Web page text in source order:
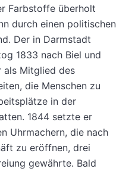
Farbstoffe überholt
durch einen politischen
Der in Darmstadt
1833 nach Biel und
als Mitglied des
die Menschen zu
in der
1844 setzte er
Uhrmachern, die nach
zu eröffnen, drei
gewährte. Bald